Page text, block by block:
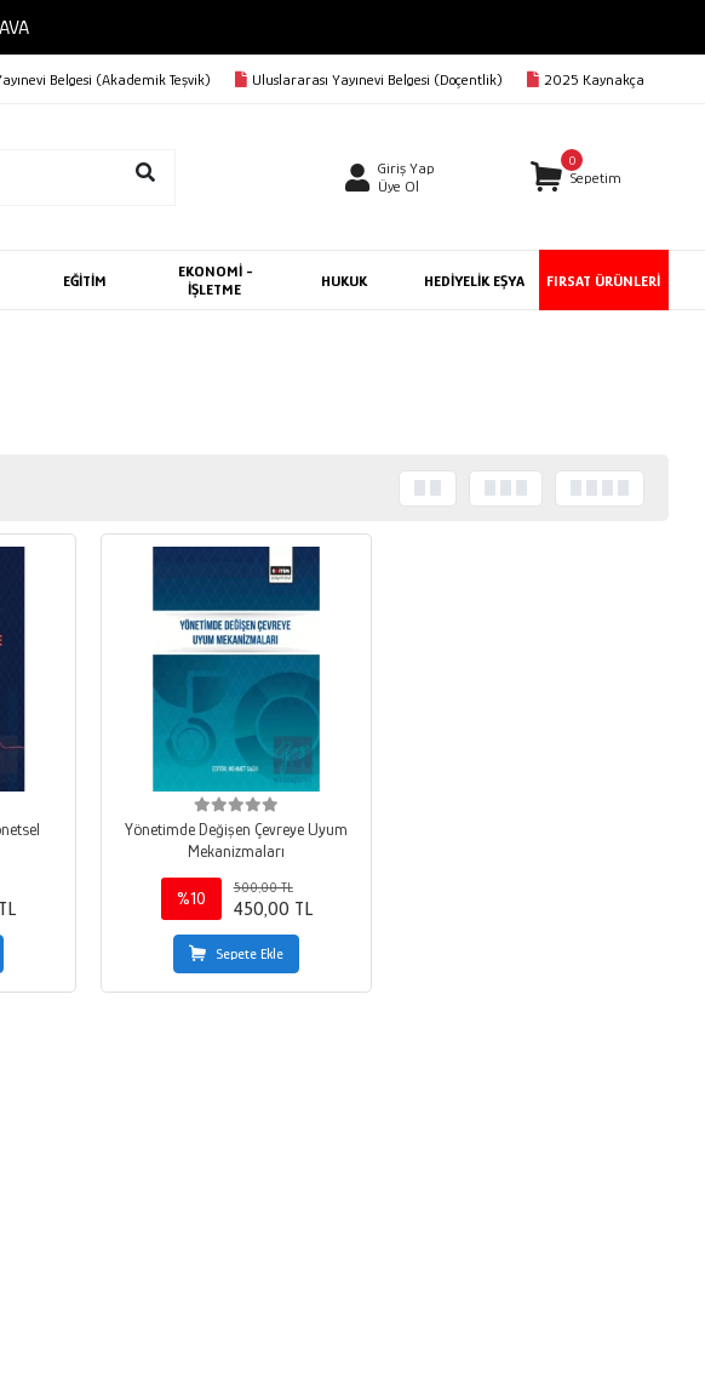
Belgesi (Akademik Teşvik) Uluslararası Yayınevi Belgesi (Doçentlik) 2025 Kaynakça
Giriş Yap
Üye Ol
0
Sepetim
EĞİTİM
EKONOMİ -
İŞLETME
HUKUK HEDİYELİK EŞYA FIRSAT ÜRÜNLERİ
Yönetimde Değişen Çevreye Uyum
Mekanizmaları
%10
500,00 TL
450,00 TL
Sepete Ekle